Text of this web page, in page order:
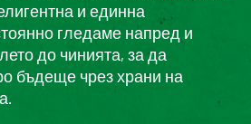
и единна
гледаме напред и
до чинията, за да
бъдеще чрез храни на